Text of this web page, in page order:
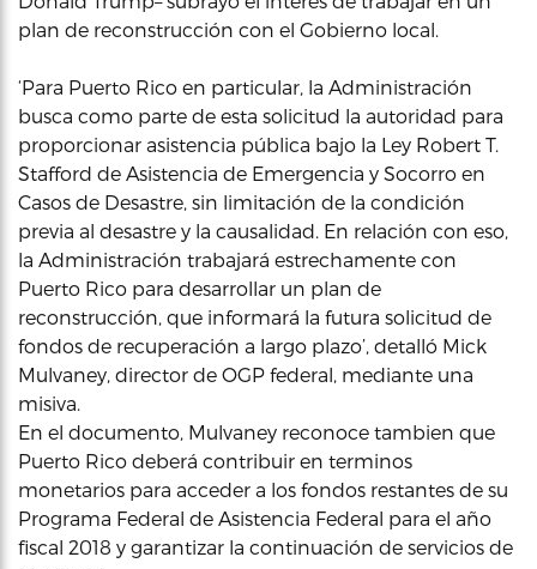
plan de reconstrucción con el Gobierno local.
‘Para Puerto Rico en particular, la Administración
busca como parte de esta solicitud la autoridad para
proporcionar asistencia pública bajo la Ley Robert T.
Stafford de Asistencia de Emergencia y Socorro en
Casos de Desastre, sin limitación de la condición
previa al desastre y la causalidad. En relación con eso,
la Administración trabajará estrechamente con
Puerto Rico para desarrollar un plan de
reconstrucción, que informará la futura solicitud de
fondos de recuperación a largo plazo’, detalló Mick
Mulvaney, director de OGP federal, mediante una
misiva.
En el documento, Mulvaney reconoce tambien que
Puerto Rico deberá contribuir en terminos
monetarios para acceder a los fondos restantes de su
Programa Federal de Asistencia Federal para el año
fiscal 2018 y garantizar la continuación de servicios de